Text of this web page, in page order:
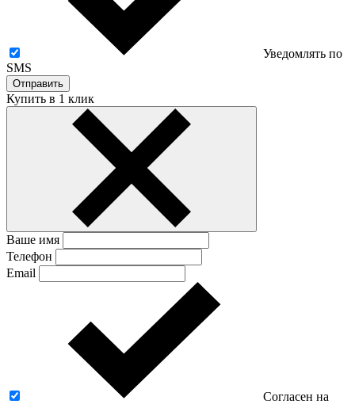
Уведомлять по
SMS
Отправить
Купить в 1 клик
Ваше имя
Телефон
Email
Согласен на